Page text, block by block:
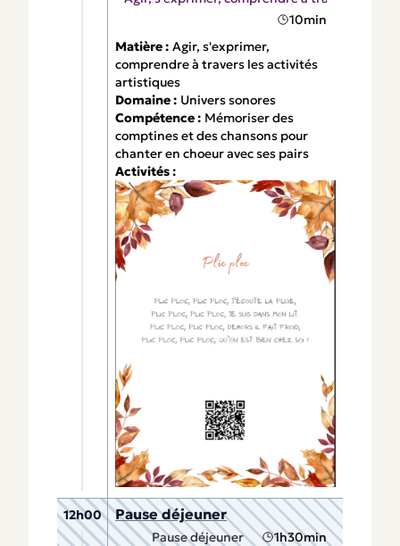
10min
Matière : Agir, s'exprimer,
comprendre à travers les activités
artistiques
Domaine : Univers sonores
Compétence : Mémoriser des
comptines et des chansons pour
chanter en choeur avec ses pairs
Activités :
12h00 Pause déjeuner
Pause déjeuner 1h30min